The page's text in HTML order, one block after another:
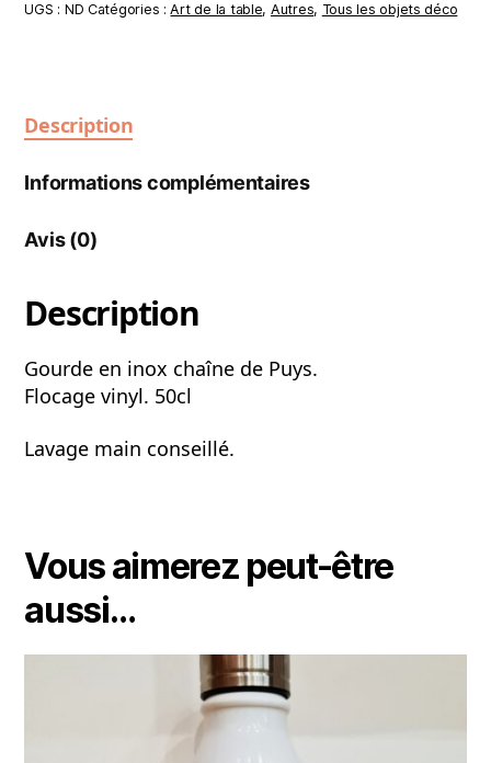
UGS : ND Catégories :Art de la table, Autres, Tous les objets déco
Description
Informations complémentaires
Avis (0)
Description
Gourde en inox chaîne de Puys.
Flocage vinyl. 50cl
Lavage main conseillé.
Vous aimerez peut-être
aussi…